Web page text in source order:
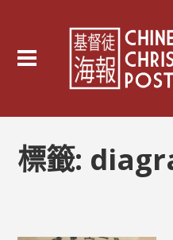
標籤: